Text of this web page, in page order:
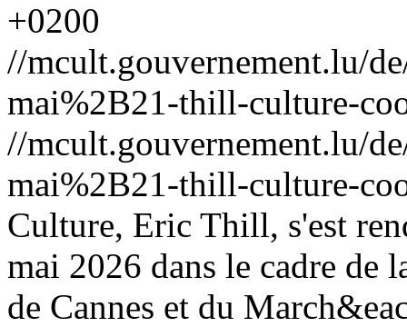
+0200
//mcult.gouvernement.lu/
mai%2B21-thill-culture-
//mcult.gouvernement.lu/
mai%2B21-thill-culture-
Culture, Eric Thill, s'est
mai 2026 dans le cadre de
de Cannes et du